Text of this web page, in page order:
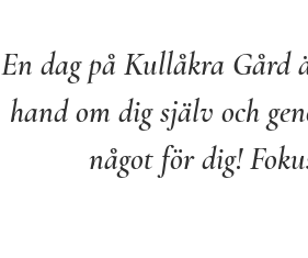
En dag på Kullåkra Gård
hand om dig själv och
något för dig!